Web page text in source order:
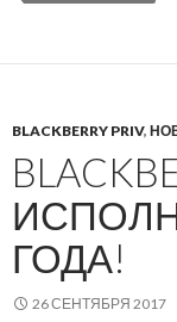
BLACKBERRY PRIV,
ГОДА!
26 СЕНТЯБРЯ 2017